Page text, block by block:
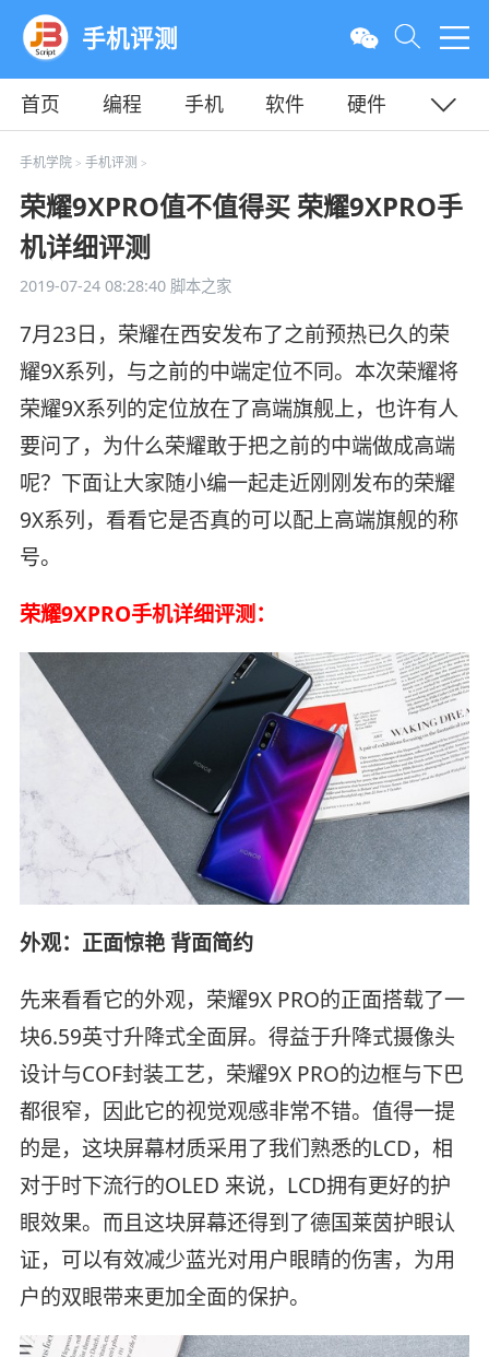
手机评测
首页 编程 手机 软件
硬件
教程
平面
手机学院> 手机评测 >
荣耀9XPRO值不值得买 荣耀9XPRO手
机详细评测
2019-07-24 08:28:40脚本之家
7月23日，荣耀在西安发布了之前预热已久的荣
耀9X系列，与之前的中端定位不同。本次荣耀将
荣耀9X系列的定位放在了高端旗舰上，也许有人
要问了，为什么荣耀敢于把之前的中端做成高端
呢？下面让大家随小编一起走近刚刚发布的荣耀
9X系列，看看它是否真的可以配上高端旗舰的称
号。
荣耀9XPRO手机详细评测：
外观：正面惊艳 背面简约
先来看看它的外观，荣耀9X PRO的正面搭载了一
块6.59英寸升降式全面屏。得益于升降式摄像头
设计与COF封装工艺，荣耀9X PRO的边框与下巴
都很窄，因此它的视觉观感非常不错。值得一提
的是，这块屏幕材质采用了我们熟悉的LCD，相
对于时下流行的OLED 来说，LCD拥有更好的护
眼效果。而且这块屏幕还得到了德国莱茵护眼认
证，可以有效减少蓝光对用户眼睛的伤害，为用
户的双眼带来更加全面的保护。